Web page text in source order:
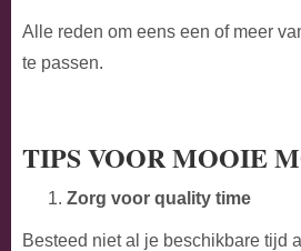
Alle reden om eens een of meer
te passen.
TIPS VOOR MOOIE
Zorg voor quality time
Besteed niet al je beschikbare tijd